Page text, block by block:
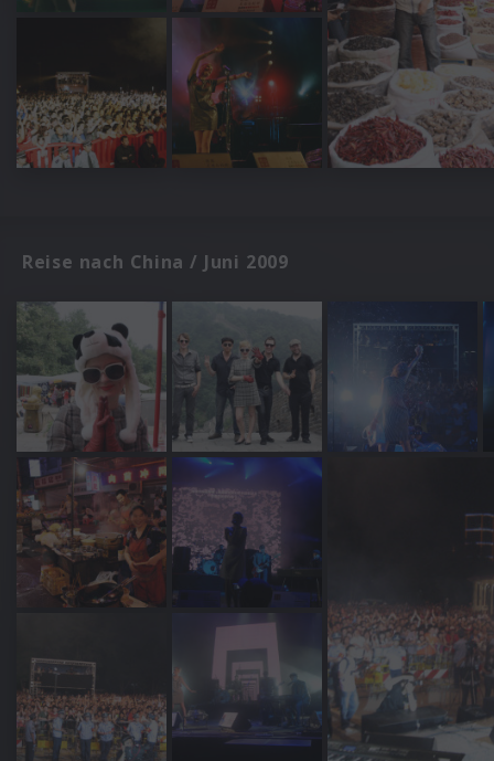
Reise nach China / Juni 2009